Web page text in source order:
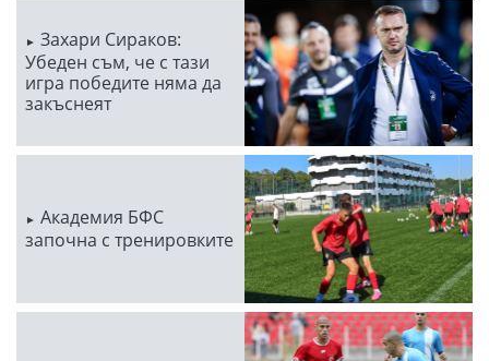
Захари Сираков:
Убеден съм, че с тази
игра победите няма да
закъснеят
Академия БФС
започна с тренировките